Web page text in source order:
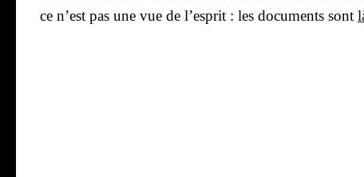
ce n’est pas une vue de l’es­prit : les docu­ments sont